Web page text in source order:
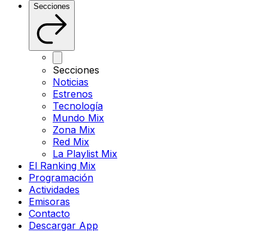
Secciones
Secciones
Noticias
Estrenos
Tecnología
Mundo Mix
Zona Mix
Red Mix
La Playlist Mix
El Ranking Mix
Programación
Actividades
Emisoras
Contacto
Descargar App